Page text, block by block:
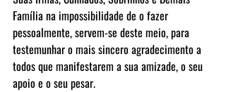
Família na impossibilidade de o fazer
pessoalmente, servem-se deste meio, para
testemunhar o mais sincero agradecimento a
todos que manifestarem a sua amizade, o seu
apoio e o seu pesar.